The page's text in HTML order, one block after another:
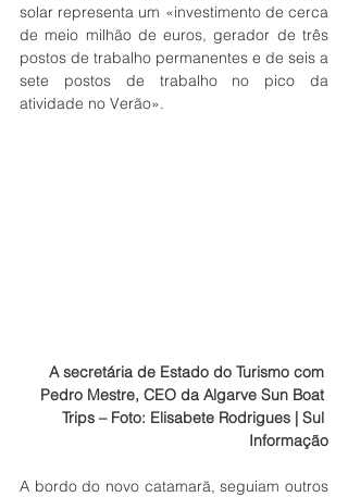
solar representa um «investimento de cerca
de meio milhão de euros, gerador de três
postos de trabalho permanentes e de seis a
sete postos de trabalho no pico da
atividade no Verão».
A secretária de Estado do Turismo com
Pedro Mestre, CEO da Algarve Sun Boat
Trips – Foto: Elisabete Rodrigues | Sul
Informação
A bordo do novo catamarã, seguiam outros